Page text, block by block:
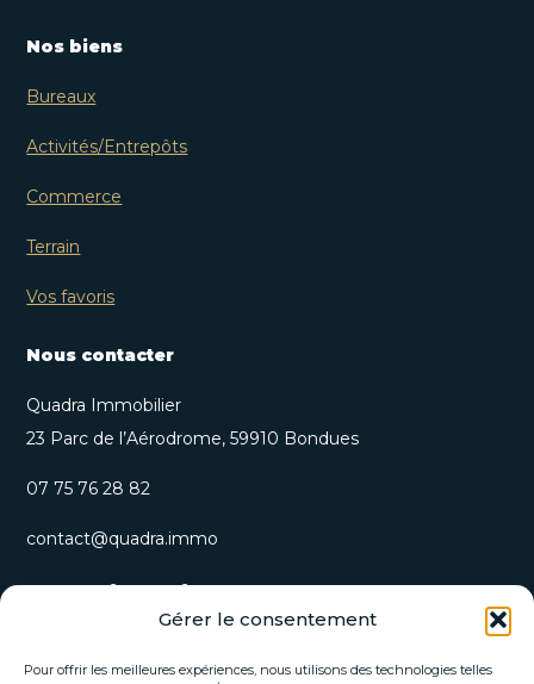
Gérer le consentement
Pour offrir les meilleures expériences, nous utilisons des technologies telles
Nos biens
Bureaux
Activités/Entrepôts
Commerce
Terrain
Vos favoris
Nous contacter
Quadra Immobilier
23 Parc de l’Aérodrome, 59910 Bondues
07 75 76 28 82
contact@quadra.immo
S’inscrire à notre newsletter
Recevez nos opportunités immobilières et actualités
directement par email.